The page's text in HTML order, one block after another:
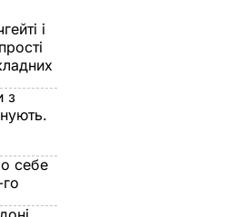
і
з
себе